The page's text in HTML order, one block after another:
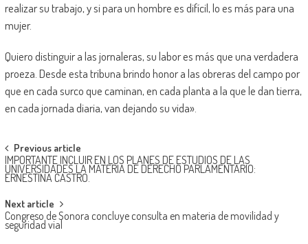
realizar su trabajo, y si para un hombre es difícil, lo es más para una
mujer.
Quiero distinguir a las jornaleras, su labor es más que una verdadera
proeza. Desde esta tribuna brindo honor a las obreras del campo por
que en cada surco que caminan, en cada planta a la que le dan tierra,
en cada jornada diaria, van dejando su vida».
Post
navigation
Previous article
IMPORTANTE INCLUIR EN LOS PLANES DE ESTUDIOS DE LAS
UNIVERSIDADES LA MATERIA DE DERECHO PARLAMENTARIO:
ERNESTINA CASTRO.
Next article
Congreso de Sonora concluye consulta en materia de movilidad y
seguridad vial